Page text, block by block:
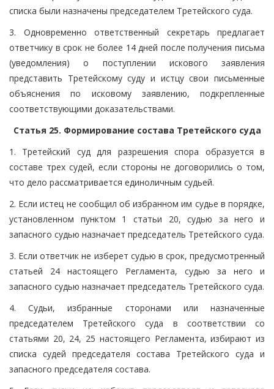
списка были назначены председателем Третейского суда.
3. Одновременно ответственный секретарь предлагает
ответчику в срок не более 14 дней после получения письма
(уведомления) о поступлении искового заявления
представить Третейскому суду и истцу свои письменные
объяснения по исковому заявлению, подкрепленные
соответствующими доказательствами.
Статья 25. Формирование состава Третейского суда
1. Третейский суд для разрешения спора образуется в
составе трех судей, если стороны не договорились о том,
что дело рассматривается единоличным судьей.
2. Если истец не сообщил об избранном им судье в порядке,
установленном пунктом 1 статьи 20, судью за него и
запасного судью назначает председатель Третейского суда.
3. Если ответчик не изберет судью в срок, предусмотренный
статьей 24 настоящего Регламента, судью за него и
запасного судью назначает председатель Третейского суда.
4. Судьи, избранные сторонами или назначенные
председателем Третейского суда в соответствии со
статьями 20, 24, 25 настоящего Регламента, избирают из
списка судей председателя состава Третейского суда и
запасного председателя состава.